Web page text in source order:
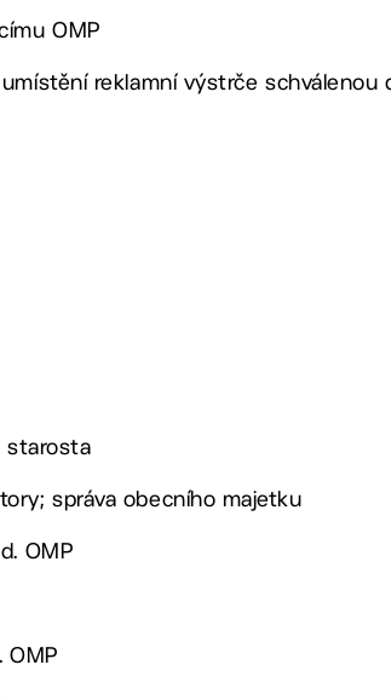
OMP
umístění reklamní výstrče
starosta
správa obecního majetku
OMP
OMP